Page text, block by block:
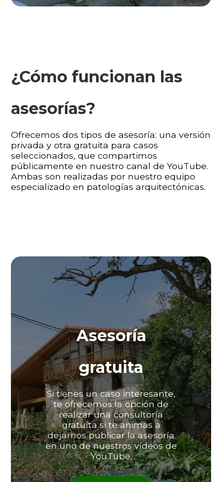
¿Cómo funcionan las
asesorías?
Ofrecemos dos tipos de asesoría: una versión
privada y otra gratuita para casos
seleccionados, que compartimos
públicamente en nuestro canal de YouTube.
Ambas son realizadas por nuestro equipo
especializado en patologías arquitectónicas.
Asesoría
gratuita
Si tienes un caso interesante,
te ofrecemos la opción de
realizar una consultoría
gratuíta si te animas a
dejarnos publicar la asesoría
en uno de nuestros vídeos de
YouTube.